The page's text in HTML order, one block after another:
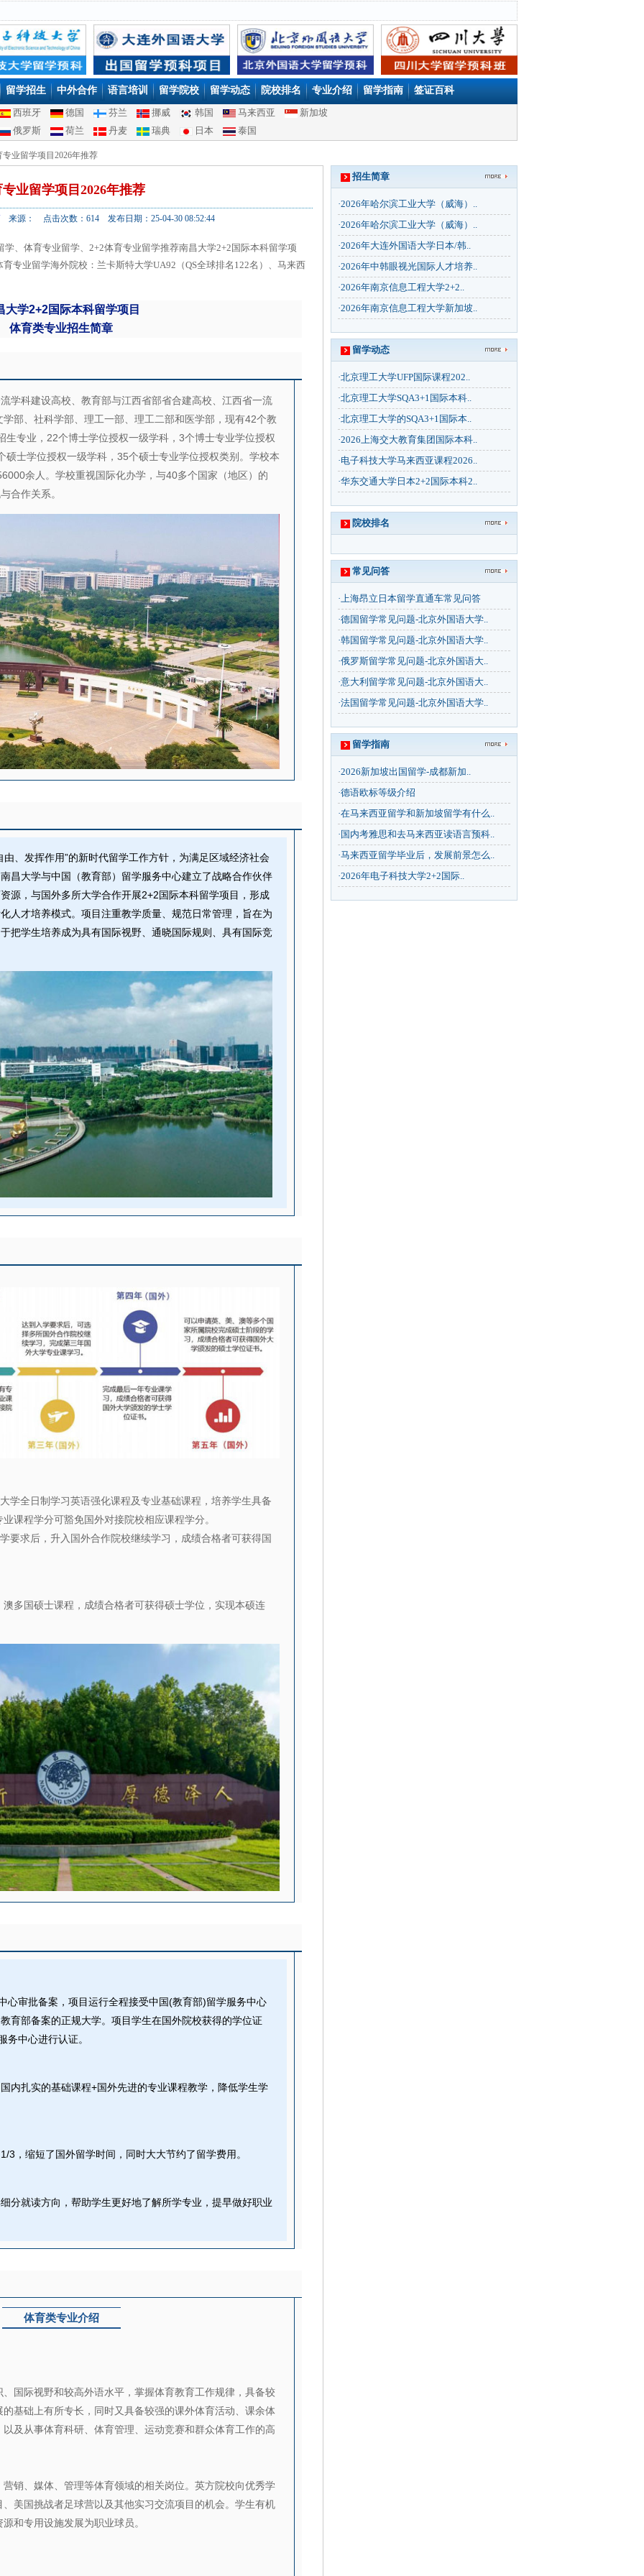
留学招生 中外合作 语言培训 留学院校 留学动态 院校排名 专业介绍 留学指南 签证百科
西班牙 德国 芬兰 挪威 韩国 马来西亚
新加坡
俄罗斯
荷兰 丹麦 瑞典 日本 泰国
业留学项目2026年推荐
业留学项目2026年推荐
来源： 点击次数：614 发布日期：25-04-30 08:52:44
、体育专业留学、2+2体育专业留学推荐南昌大学2+2国际本科留学项
专业留学海外院校：兰卡斯特大学UA92（QS全球排名122名）、马来西
大学2+2国际本科留学项目
体育类专业招生简章
学科建设高校、教育部与江西省部省合建高校、江西省一流
部、社科学部、理工一部、理工二部和医学部，现有42个教
生专业，22个博士学位授权一级学科，3个博士专业学位授权
硕士学位授权一级学科，35个硕士专业学位授权类别。学校本
余人。学校重视国际化办学，与40多个国家（地区）的
合作关系。
、发挥作用”的新时代留学工作方针，为满足区域经济社会
昌大学与中国（教育部）留学服务中心建立了战略合作伙伴
源，与国外多所大学合作开展2+2国际本科留学项目，形成
人才培养模式。项目注重教学质量、规范日常管理，旨在为
把学生培养成为具有国际视野、通晓国际规则、具有国际竞
学全日制学习英语强化课程及专业基础课程，培养学生具备
课程学分可豁免国外对接院校相应课程学分。
要求后，升入国外合作院校继续学习，成绩合格者可获得国
多国硕士课程，成绩合格者可获得硕士学位，实现本硕连
心审批备案，项目运行全程接受中国(教育部)留学服务中心
育部备案的正规大学。项目学生在国外院校获得的学位证
务中心进行认证。
内扎实的基础课程+国外先进的专业课程教学，降低学生学
3，缩短了国外留学时间，同时大大节约了留学费用。
分就读方向，帮助学生更好地了解所学专业，提早做好职业
体育类专业介绍
国际视野和较高外语水平，掌握体育教育工作规律，具备较
基础上有所专长，同时又具备较强的课外体育活动、课余体
及从事体育科研、体育管理、运动竞赛和群众体育工作的高
销、媒体、管理等体育领域的相关岗位。英方院校向优秀学
美国挑战者足球营以及其他实习交流项目的机会。学生有机
和专用设施发展为职业球员。
招生简章
·2026年哈尔滨工业大学（威海）..
·2026年哈尔滨工业大学（威海）..
·2026年大连外国语大学日本/韩..
·2026年中韩眼视光国际人才培养..
·2026年南京信息工程大学2+2..
·2026年南京信息工程大学新加坡..
留学动态
·北京理工大学UFP国际课程202..
·北京理工大学SQA3+1国际本科..
·北京理工大学的SQA3+1国际本..
·2026上海交大教育集团国际本科..
·电子科技大学马来西亚课程2026..
·华东交通大学日本2+2国际本科2..
院校排名
常见问答
·上海昂立日本留学直通车常见问答
·德国留学常见问题-北京外国语大学..
·韩国留学常见问题-北京外国语大学..
·俄罗斯留学常见问题-北京外国语大..
·意大利留学常见问题-北京外国语大..
·法国留学常见问题-北京外国语大学..
留学指南
·2026新加坡出国留学-成都新加..
·德语欧标等级介绍
·在马来西亚留学和新加坡留学有什么..
· 国内考雅思和去马来西亚读语言预科..
·马来西亚留学毕业后，发展前景怎么..
·2026年电子科技大学2+2国际..